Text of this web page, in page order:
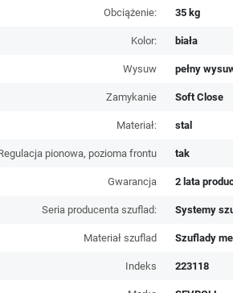
Obciążenie: 35 kg
Kolor: biała
Wysuw pełny
Zamykanie Soft Close
Materiał: stal
pionowa, pozioma frontu tak
Gwarancja 2 lata
Seria producenta szuflad: Systemy
Materiał szuflad Szuflady
Indeks 223118